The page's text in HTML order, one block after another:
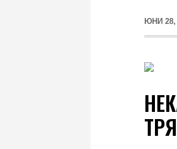
ЮНИ 28,